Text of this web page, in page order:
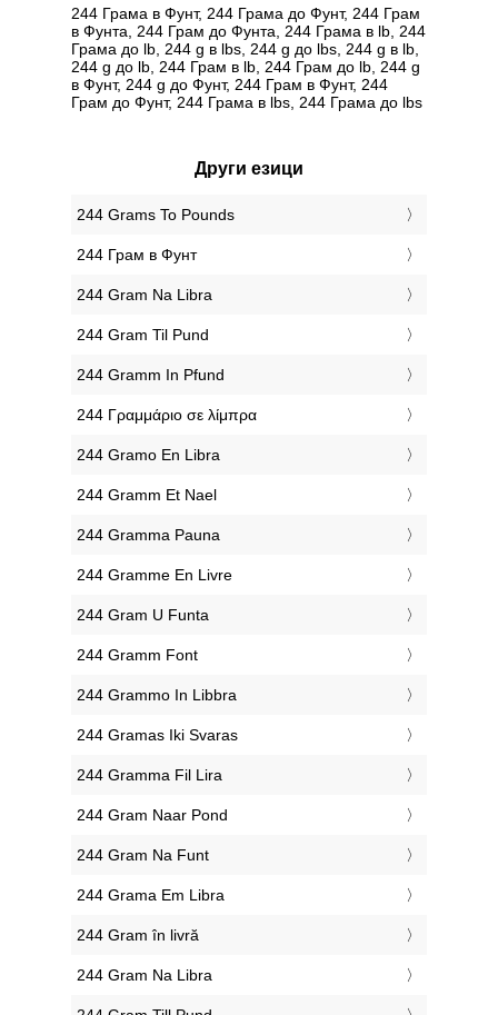
244 Грама в Фунт, 244 Грама до Фунт, 244 Грам
в Фунтa, 244 Грам до Фунтa, 244 Грама в lb, 244
Грама до lb, 244 g в lbs, 244 g до lbs, 244 g в lb,
244 g до lb, 244 Грам в lb, 244 Грам до lb, 244 g
в Фунт, 244 g до Фунт, 244 Грам в Фунт, 244
Грам до Фунт, 244 Грама в lbs, 244 Грама до lbs
Други езици
‎244 Grams To Pounds
‎244 Грам в Фунт
‎244 Gram Na Libra
‎244 Gram Til Pund
‎244 Gramm In Pfund
‎244 Γραμμάριο σε λίμπρα
‎244 Gramo En Libra
‎244 Gramm Et Nael
‎244 Gramma Pauna
‎244 Gramme En Livre
‎244 Gram U Funta
‎244 Gramm Font
‎244 Grammo In Libbra
‎244 Gramas Iki Svaras
‎244 Gramma Fil Lira
‎244 Gram Naar Pond
‎244 Gram Na Funt
‎244 Grama Em Libra
‎244 Gram în livră
‎244 Gram Na Libra